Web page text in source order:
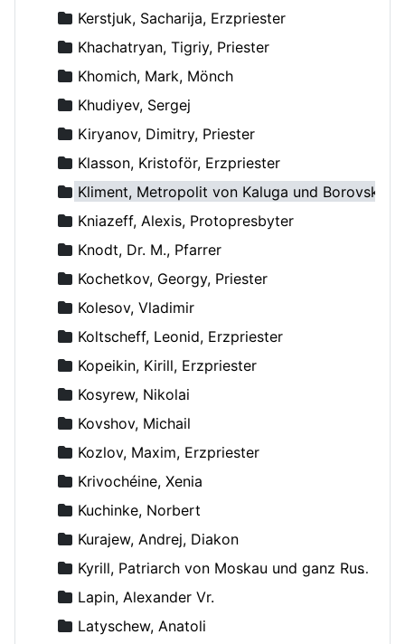
Kerstjuk, Sacharija, Erzpriester
Khachatryan, Tigriy, Priester
Khomich, Mark, Mönch
Khudiyev, Sergej
Kiryanov, Dimitry, Priester
Klasson, Kristoför, Erzpriester
Kliment, Metropolit von Kaluga und Borovsk
Kniazeff, Alexis, Protopresbyter
Knodt, Dr. M., Pfarrer
Kochetkov, Georgy, Priester
Kolesov, Vladimir
Koltscheff, Leonid, Erzpriester
Kopeikin, Kirill, Erzpriester
Kosyrew, Nikolai
Kovshov, Michail
Kozlov, Maxim, Erzpriester
Krivochéine, Xenia
Kuchinke, Norbert
Kurajew, Andrej, Diakon
Kyrill, Patriarch von Moskau und ganz Russland
Lapin, Alexander Vr.
Latyschew, Anatoli